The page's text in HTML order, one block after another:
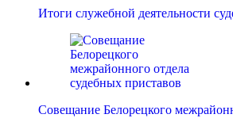
Итоги служебной деятельности
Совещание Белорецкого